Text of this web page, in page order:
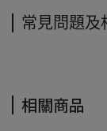
常見問題及
相關商品